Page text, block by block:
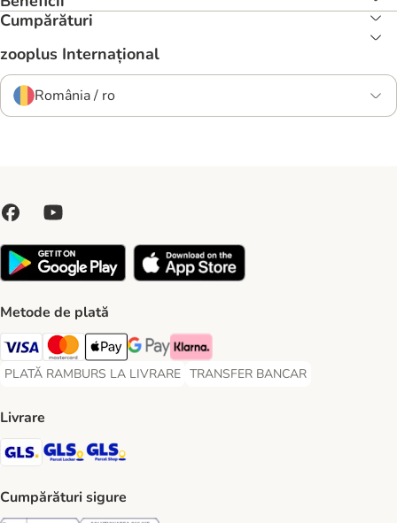
Cumpărături
zooplus Internațional
România / ro
Metode de plată
Visa Payment Method
Master Card Payment Method
Apple Pay Payment Method
Google Pay Payment Method
Klarna Payment Method
PLATĂ RAMBURS LA LIVRARE
PLATĂ RAMBURS LA LIVRARE Payment Method
TRANSFER BANCAR
TRANSFER BANCAR Payment
Livrare
GLS Shipping Method
GLS Locker Shipping Method
Cumpărături sigure